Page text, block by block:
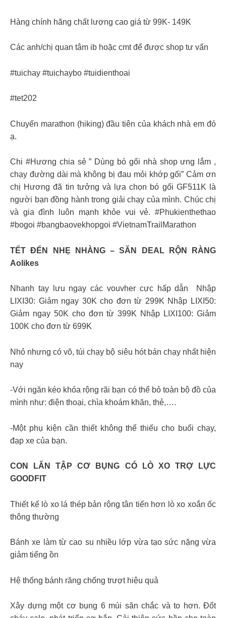
Hàng chính hãng chất lượng cao giá từ 99K- 149K
Các anh/chị quan tâm ib hoặc cmt để được shop tư vấn
#tuichay #tuichaybo #tuidienthoai
#tet202
Chuyến marathon (hiking) đầu tiên của khách nhà em đó
ạ.
Chi #Hương chia sẻ ” Dùng bó gối nhà shop ưng lắm ,
chạy đường dài mà không bị đau mỏi khớp gối” Cảm ơn
chị Hương đã tin tưởng và lựa chọn bó gối GF511K là
người bạn đồng hành trong giải chạy của mình. Chúc chị
và gia đình luôn mạnh khỏe vui vẻ. #Phukienthethao
#bogoi #bangbaovekhopgoi #VietnamTrailMarathon
TẾT ĐẾN NHẸ NHÀNG – SĂN DEAL RỘN RÀNG
Aolikes
Nhanh tay lưu ngay các vouvher cực hấp dẫn Nhập
LIXI30: Giảm ngay 30K cho đơn từ 299K Nhập LIXI50:
Giảm ngay 50K cho đơn từ 399K Nhập LIXI100: Giảm
100K cho đơn từ 699K
Nhỏ nhưng có võ, túi chạy bộ siêu hót bán chạy nhất hiện
nay
-Với ngăn kéo khóa rộng rãi bạn có thể bỏ toàn bộ đồ của
mình như: điện thoại, chìa khoám khăn, thẻ,….
-Một phụ kiện cần thiết không thể thiếu cho buổi chạy,
đạp xe của bạn.
CON LĂN TẬP CƠ BỤNG CÓ LÒ XO TRỢ LỰC
GOODFIT
Thiết kế lò xo lá thép bản rộng tân tiến hơn lò xo xoắn ốc
thông thường
Bánh xe làm từ cao su nhiều lớp vừa tạo sức nặng vừa
giảm tiếng ồn
Hệ thống bánh răng chống trượt hiệu quả
Xây dựng một cơ bụng 6 múi săn chắc và to hơn. Đốt